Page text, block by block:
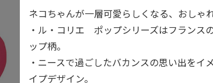
ネコちゃんが一層可愛らしくなる、おしゃ
・ル・コリエ ポップシリーズはフランス
ップ柄。
・ニースで過ごしたバカンスの思い出をイ
イプデザイン。